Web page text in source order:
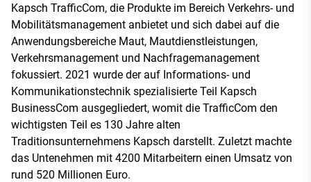
Kapsch TrafficCom, die Produkte im Bereich Verkehrs- und
Mobilitätsmanagement anbietet und sich dabei auf die
Anwendungsbereiche Maut, Mautdienstleistungen,
Verkehrsmanagement und Nachfragemanagement
fokussiert. 2021 wurde der auf Informations- und
Kommunikationstechnik spezialisierte Teil Kapsch
BusinessCom ausgegliedert, womit die TrafficCom den
wichtigsten Teil es 130 Jahre alten
Traditionsunternehmens Kapsch darstellt. Zuletzt machte
das Untenehmen mit 4200 Mitarbeitern einen Umsatz von
rund 520 Millionen Euro.